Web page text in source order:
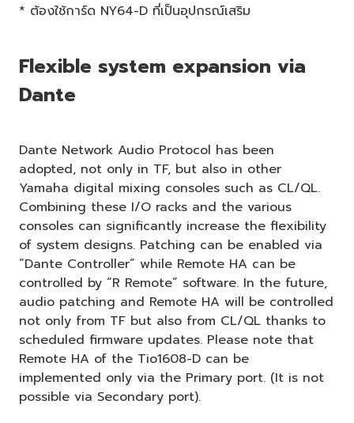
* ต้องใช้การ์ด NY64-D ที่เป็นอุปกรณ์เสริม
Flexible system expansion via
Dante
Dante Network Audio Protocol has been
adopted, not only in TF, but also in other
Yamaha digital mixing consoles such as CL/QL.
Combining these I/O racks and the various
consoles can significantly increase the flexibility
of system designs. Patching can be enabled via
“Dante Controller” while Remote HA can be
controlled by “R Remote” software. In the future,
audio patching and Remote HA will be controlled
not only from TF but also from CL/QL thanks to
scheduled firmware updates. Please note that
Remote HA of the Tio1608-D can be
implemented only via the Primary port. (It is not
possible via Secondary port).